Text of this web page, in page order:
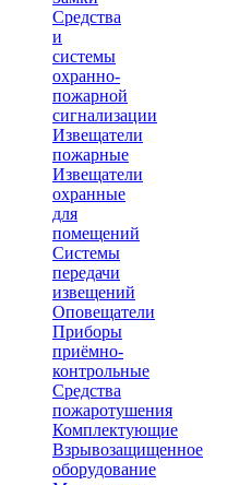
Средства
и
системы
охранно-
пожарной
сигнализации
Извещатели
пожарные
Извещатели
охранные
для
помещений
Системы
передачи
извещений
Оповещатели
Приборы
приёмно-
контрольные
Средства
пожаротушения
Комплектующие
Взрывозащищенное
оборудование